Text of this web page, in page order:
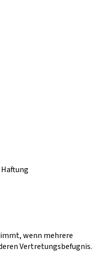
wenn mehrere
Vertretungsbefugnis.